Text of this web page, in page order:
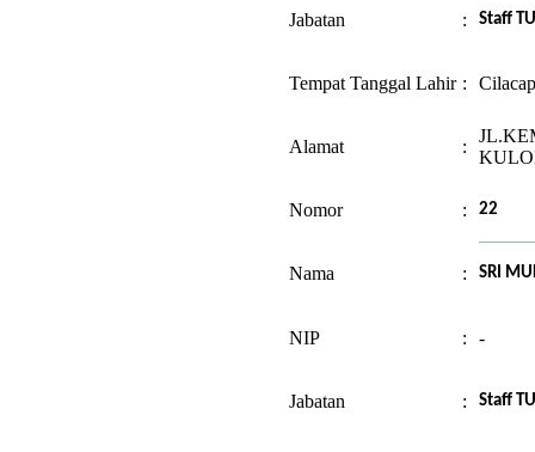
Jabatan : Staff TU
Tempat Tanggal Lahir :
Alamat :
Nomor : 22
Nama : SRI
NIP : -
Jabatan : Staff TU